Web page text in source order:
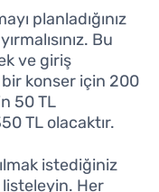
planladığınız
Bu
ve giriş
konser için 200
50 TL
TL olacaktır.
istediğiniz
listeleyin. Her